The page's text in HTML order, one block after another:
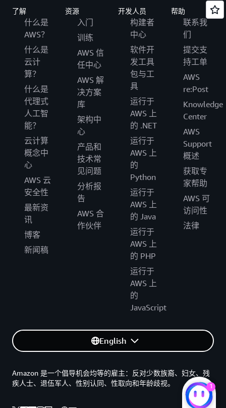
了解
什么是
AWS？
什么是
云计
算？
什么是
代理式
人工智
能？
云计算
概念中
心
AWS 云
安全性
最新资
讯
博客
新闻稿
资源
入门
训练
AWS 信
任中心
AWS 解
决方案
库
架构中
心
产品和
技术常
见问题
分析报
告
AWS 合
作伙伴
开发人员
构建者
中心
软件开
发工具
包与工
具
运行于
AWS 上
的 .NET
运行于
AWS 上
的
Python
运行于
AWS 上
的 Java
运行于
AWS 上
的 PHP
运行于
AWS 上
的
JavaScript
帮助
联系我
们
提交支
持工单
AWS
re:Post
Knowledge
Center
AWS
Support
概述
获取专
家帮助
AWS 可
访问性
法律
English
Amazon 是一个倡导机会均等的雇主：反对少数族裔、妇女、残
疾人士、退伍军人、性别认同、性取向和年龄歧视。
1